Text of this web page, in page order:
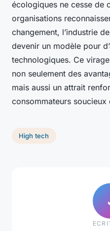
écologiques ne cesse de
organisations
changement, l’industrie
devenir un modèle pour
technologiques. Ce
non seulement des
mais aussi un attrait
consommateurs soucieux
High tech